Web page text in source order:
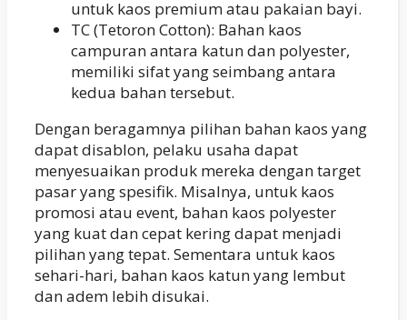
untuk kaos premium atau pakaian bayi.
TC (Tetoron Cotton): Bahan kaos
campuran antara katun dan polyester,
memiliki sifat yang seimbang antara
kedua bahan tersebut.
Dengan beragamnya pilihan bahan kaos yang
dapat disablon, pelaku usaha dapat
menyesuaikan produk mereka dengan target
pasar yang spesifik. Misalnya, untuk kaos
promosi atau event, bahan kaos polyester
yang kuat dan cepat kering dapat menjadi
pilihan yang tepat. Sementara untuk kaos
sehari-hari, bahan kaos katun yang lembut
dan adem lebih disukai.